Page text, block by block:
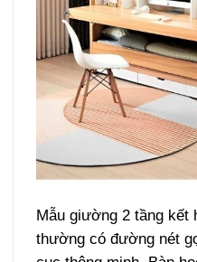
Mẫu giường 2 tầng kết
thường có đường nét